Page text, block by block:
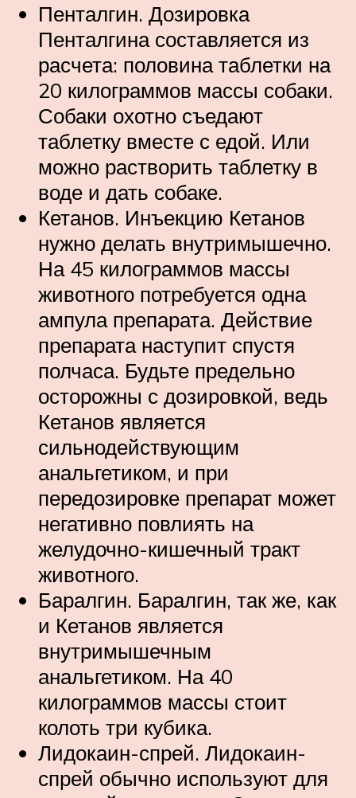
Пенталгин. Дозировка
Пенталгина составляется из
расчета: половина таблетки на
20 килограммов массы собаки.
Собаки охотно съедают
таблетку вместе с едой. Или
можно растворить таблетку в
воде и дать собаке.
Кетанов. Инъекцию Кетанов
нужно делать внутримышечно.
На 45 килограммов массы
животного потребуется одна
ампула препарата. Действие
препарата наступит спустя
полчаса. Будьте предельно
осторожны с дозировкой, ведь
Кетанов является
сильнодействующим
анальгетиком, и при
передозировке препарат может
негативно повлиять на
желудочно-кишечный тракт
животного.
Баралгин. Баралгин, так же, как
и Кетанов является
внутримышечным
анальгетиком. На 40
килограммов массы стоит
колоть три кубика.
Лидокаин-спрей. Лидокаин-
спрей обычно используют для